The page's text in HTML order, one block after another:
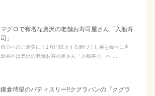
マグロで有名な奥沢の老舗お寿司屋さん「入船寿
司」
自分へのご褒美に！1万円以上する鮪づくし丼を食べに世
田谷区は奥沢の老舗お寿司屋さん「入船寿司」へ ...
鎌倉待望のパティスリー!!クグラパンの『クグラ